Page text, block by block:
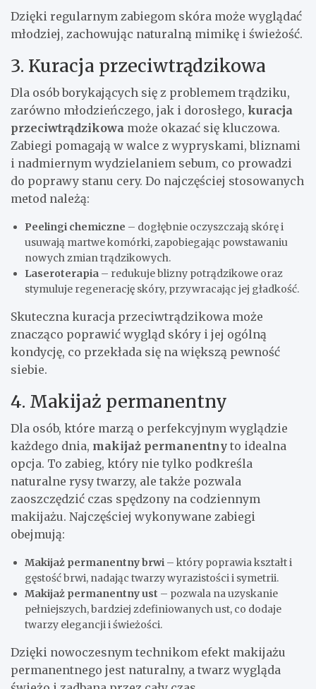
Dzięki regularnym zabiegom skóra może wyglądać
młodziej, zachowując naturalną mimikę i świeżość.
3. Kuracja przeciwtrądzikowa
Dla osób borykających się z problemem trądziku,
zarówno młodzieńczego, jak i dorosłego, kuracja
przeciwtrądzikowa może okazać się kluczowa.
Zabiegi pomagają w walce z wypryskami, bliznami
i nadmiernym wydzielaniem sebum, co prowadzi
do poprawy stanu cery. Do najczęściej stosowanych
metod należą:
Peelingi chemiczne – dogłębnie oczyszczają skórę i
usuwają martwe komórki, zapobiegając powstawaniu
nowych zmian trądzikowych.
Laseroterapia – redukuje blizny potrądzikowe oraz
stymuluje regenerację skóry, przywracając jej gładkość.
Skuteczna kuracja przeciwtrądzikowa może
znacząco poprawić wygląd skóry i jej ogólną
kondycję, co przekłada się na większą pewność
siebie.
4. Makijaż permanentny
Dla osób, które marzą o perfekcyjnym wyglądzie
każdego dnia, makijaż permanentny to idealna
opcja. To zabieg, który nie tylko podkreśla
naturalne rysy twarzy, ale także pozwala
zaoszczędzić czas spędzony na codziennym
makijażu. Najczęściej wykonywane zabiegi
obejmują:
Makijaż permanentny brwi – który poprawia kształt i
gęstość brwi, nadając twarzy wyrazistości i symetrii.
Makijaż permanentny ust – pozwala na uzyskanie
pełniejszych, bardziej zdefiniowanych ust, co dodaje
twarzy elegancji i świeżości.
Dzięki nowoczesnym technikom efekt makijażu
permanentnego jest naturalny, a twarz wygląda